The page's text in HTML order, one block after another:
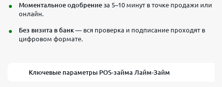
Моментальное одобрение за 5–10 минут в точке продажи или
онлайн.
Без визита в банк — вся проверка и подписание проходят в
цифровом формате.
Ключевые параметры POS-займа Лайм-Займ